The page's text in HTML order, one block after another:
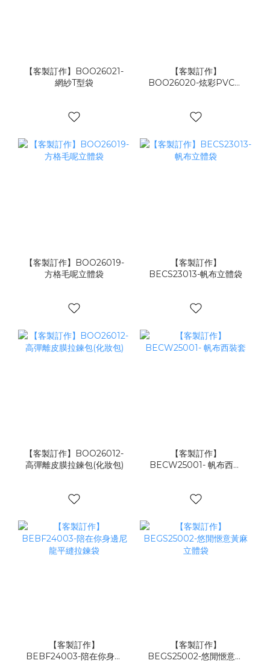
【客製訂作】BOO26021-
網紗T型袋
【客製訂作】
BOO26020-炫彩PVC立
【客製訂作】BOO26019-
方格毛呢立體袋
【客製訂作】
BECS23013-帆布立體袋
【客製訂作】BOO26012-
高彈離皮膜拉鍊包(化妝包)
【客製訂作】
BECW25001- 帆布西裝
【客製訂作】
BEBF24003-陪在你身邊
【客製訂作】
BEGS25002-悠閒愜意黃